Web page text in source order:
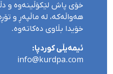
خۆی پاش لێکۆڵینەوە و
هەواڵەکە، لە ماڵپەڕ و
خۆیدا بڵاوی دەکاتەوە.
ئیمەیڵی کوردپا:
info@kurdpa.com